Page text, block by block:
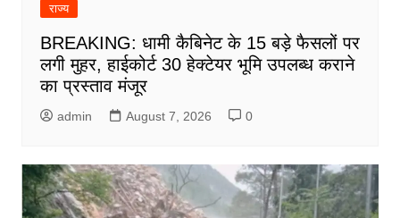
राज्य
BREAKING: धामी कैबिनेट के 15 बड़े फैसलों पर
लगी मुहर, हाईकोर्ट 30 हेक्टेयर भूमि उपलब्ध कराने
का प्रस्ताव मंजूर
admin August 7, 2026 0